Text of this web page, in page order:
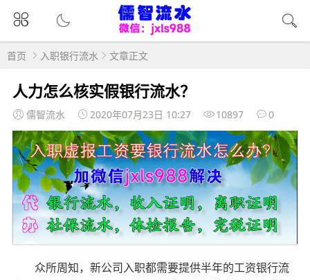
首页 入职银行流水 文章正文
人力怎么核实假银行流水？
儒智流水 2020年07月23日 10:27 10897 0
众所周知，新公司入职都需要提供半年的工资银行流